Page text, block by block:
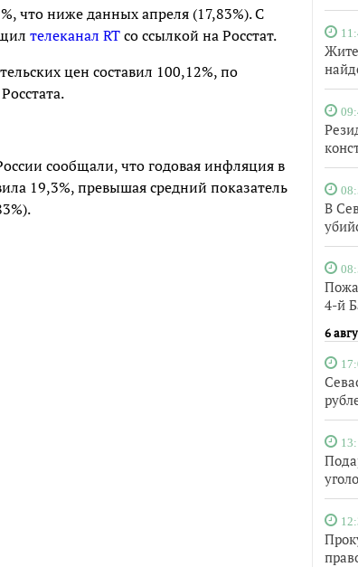
В
4-й
6
что ниже данных апреля (17,83%). С
телеканал RTсо ссылкой на Росстат.
цен составил 100,12%, по
сообщали, что годовая инфляция в
19,3%, превышая средний показатель